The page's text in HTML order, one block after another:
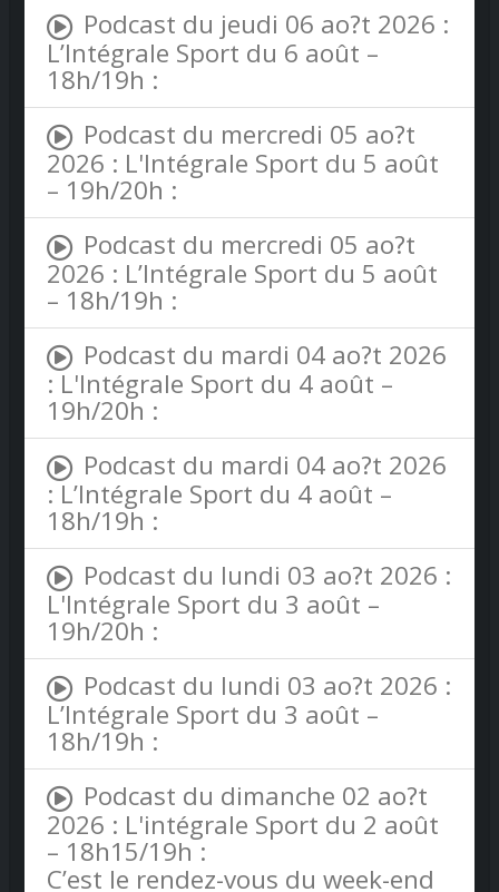
Podcast du jeudi 06 ao?t 2026 :
L’Intégrale Sport du 6 août –
18h/19h :
Podcast du mercredi 05 ao?t
2026 : L'Intégrale Sport du 5 août
– 19h/20h :
Podcast du mercredi 05 ao?t
2026 : L’Intégrale Sport du 5 août
– 18h/19h :
Podcast du mardi 04 ao?t 2026
: L'Intégrale Sport du 4 août –
19h/20h :
Podcast du mardi 04 ao?t 2026
: L’Intégrale Sport du 4 août –
18h/19h :
Podcast du lundi 03 ao?t 2026 :
L'Intégrale Sport du 3 août –
19h/20h :
Podcast du lundi 03 ao?t 2026 :
L’Intégrale Sport du 3 août –
18h/19h :
Podcast du dimanche 02 ao?t
2026 : L'intégrale Sport du 2 août
– 18h15/19h :
C’est le rendez-vous du week-end